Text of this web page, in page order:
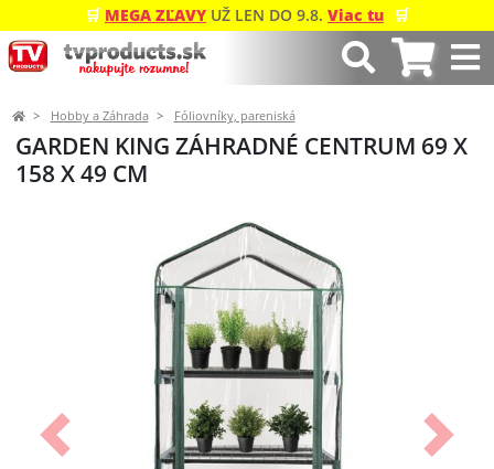
🛒 MEGA ZĽAVY UŽ LEN DO 9.8. Viac tu 🛒
Hobby a Záhrada Fóliovníky, pareniská
GARDEN KING ZÁHRADNÉ CENTRUM 69 X
158 X 49 CM
Predchádzajúci Ďalší